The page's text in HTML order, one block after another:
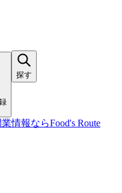
探す
情報ならFood's Route